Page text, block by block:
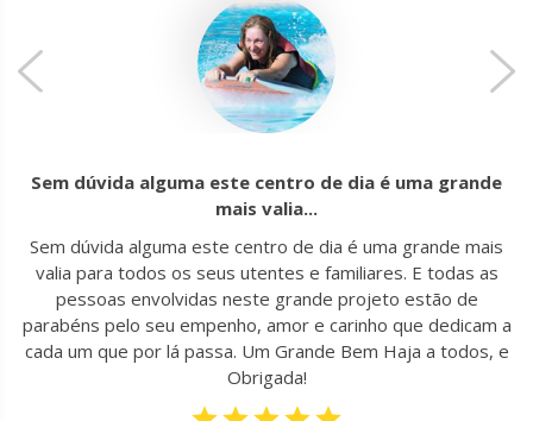
Sem dúvida alguma este centro de dia é uma grande
mais valia...
Sem dúvida alguma este centro de dia é uma grande mais
valia para todos os seus utentes e familiares. E todas as
pessoas envolvidas neste grande projeto estão de
parabéns pelo seu empenho, amor e carinho que dedicam a
cada um que por lá passa. Um Grande Bem Haja a todos, e
Obrigada!